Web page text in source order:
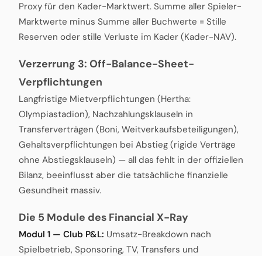
Proxy für den Kader-Marktwert. Summe aller Spieler-
Marktwerte minus Summe aller Buchwerte = Stille
Reserven oder stille Verluste im Kader (Kader-NAV).
Verzerrung 3: Off-Balance-Sheet-
Verpflichtungen
Langfristige Mietverpflichtungen (Hertha:
Olympiastadion), Nachzahlungsklauseln in
Transferverträgen (Boni, Weitverkaufsbeteiligungen),
Gehaltsverpflichtungen bei Abstieg (rigide Verträge
ohne Abstiegsklauseln) — all das fehlt in der offiziellen
Bilanz, beeinflusst aber die tatsächliche finanzielle
Gesundheit massiv.
Die 5 Module des Financial X-Ray
Modul 1 — Club P&L: Umsatz-Breakdown nach
Spielbetrieb, Sponsoring, TV, Transfers und